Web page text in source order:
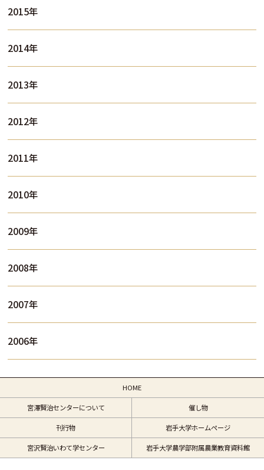
2015年
2014年
2013年
2012年
2011年
2010年
2009年
2008年
2007年
2006年
HOME
宮澤賢治センターについて 催し物
刊行物 岩手大学ホームページ
宮沢賢治いわて学センター 岩手大学農学部附属農業教育資料館